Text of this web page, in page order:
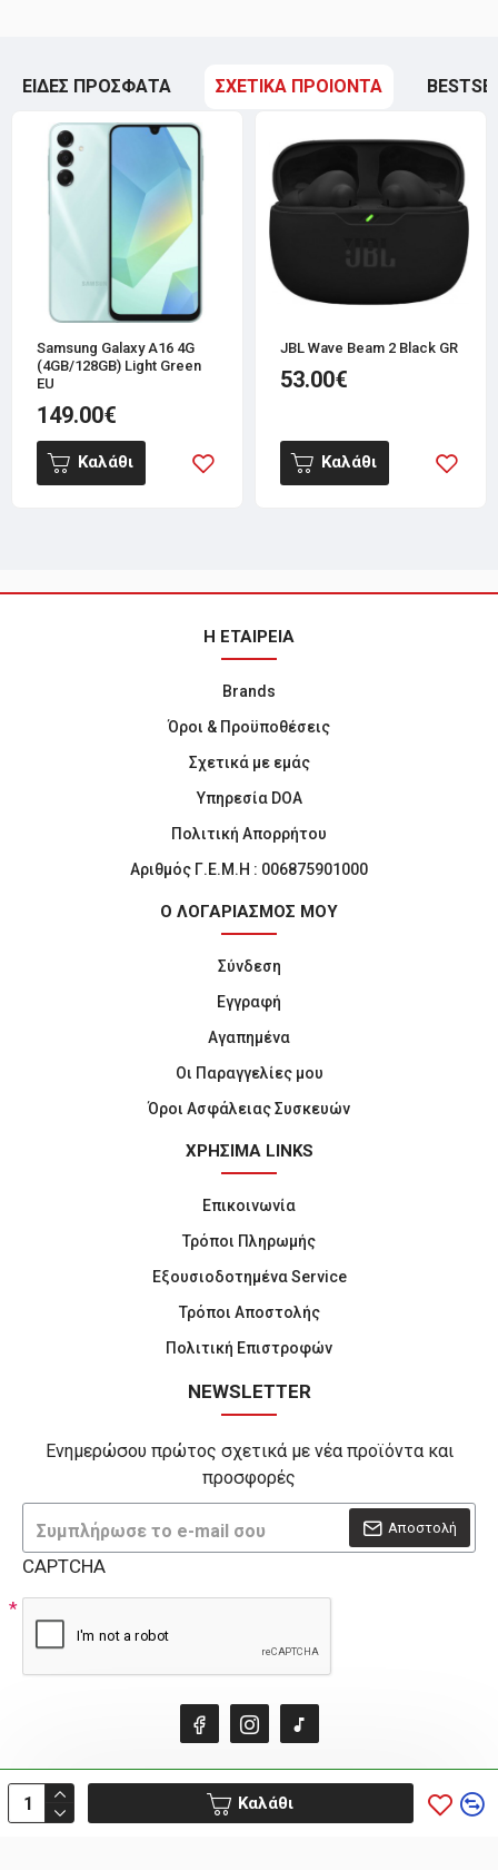
Καλάθι
ΕΙΔΕΣ ΠΡΟΣΦΑΤΑ ΣΧΕΤΙΚΑ ΠΡΟΙΟΝΤΑ
Samsung Galaxy A16 4G
(4GB/128GB) Light Green
EU
149.00€
Καλάθι
JBL Wave Beam 2 Black GR
53.00€
Καλάθι
Η ΕΤΑΙΡΕΙΑ
Brands
Όροι & Προϋποθέσεις
Σχετικά με εμάς
Υπηρεσία DOA
Πολιτική Απορρήτου
Αριθμός Γ.Ε.Μ.Η : 006875901000
Ο ΛΟΓΑΡΙΑΣΜΟΣ ΜΟΥ
Σύνδεση
Εγγραφή
Αγαπημένα
Οι Παραγγελίες μου
Όροι Ασφάλειας Συσκευών
ΧΡΗΣΙΜΑ LINKS
Επικοινωνία
Τρόποι Πληρωμής
Εξουσιοδοτημένα Service
Τρόποι Αποστολής
Πολιτική Επιστροφών
NEWSLETTER
Ενημερώσου πρώτος σχετικά με νέα προϊόντα και
προσφορές
Αποστολή
CAPTCHA
HOSTED & SUPPORTED BY THINK - OPEN